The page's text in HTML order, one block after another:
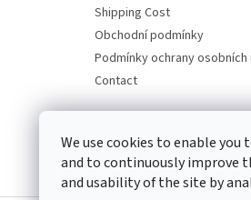
We use cookies to enable
and to continuously improve
and usability of the site by
Shipping Cost
Obchodní podmínky
Podmínky ochrany osobních
Contact